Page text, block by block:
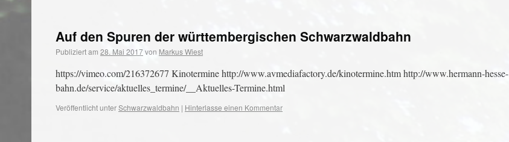
Auf den Spuren der württembergischen Schwarzwaldbahn
Publiziert am 28. Mai 2017von Markus Wiest
https://vimeo.com/216372677 Kinotermine http://www.avmediafactory.de/kinotermine.htm http://www.hermann-hesse-
bahn.de/service/aktuelles_termine/__Aktuelles-Termine.html
Veröffentlicht unterSchwarzwaldbahn | Hinterlasse einen Kommentar